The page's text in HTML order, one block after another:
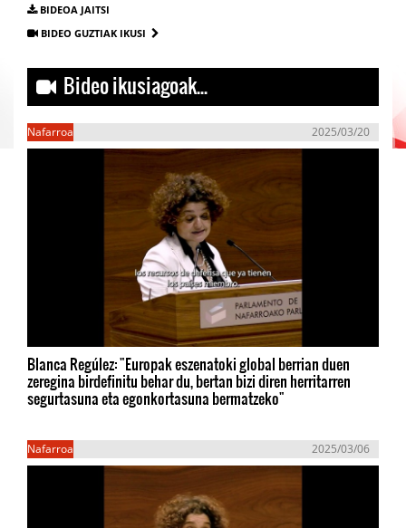
BIDEOA JAITSI
BIDEO GUZTIAK IKUSI
Bideo ikusiagoak...
Nafarroa 2025/03/20
Blanca Regúlez: "Europak eszenatoki global berrian duen
zeregina birdefinitu behar du, bertan bizi diren herritarren
segurtasuna eta egonkortasuna bermatzeko"
Nafarroa 2025/03/06